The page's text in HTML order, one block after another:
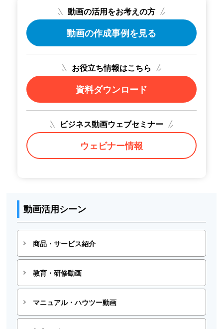
動画の活用をお考えの方
動画の作成事例を見る
お役立ち情報はこちら
資料ダウンロード
ビジネス動画ウェブセミナー
ウェビナー情報
動画活用シーン
商品・サービス紹介
教育・研修動画
マニュアル・ハウツー動画